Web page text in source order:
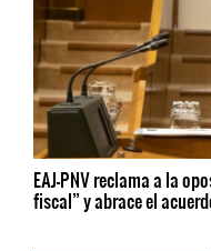
EAJ-PNV reclama a la
fiscal” y abrace el